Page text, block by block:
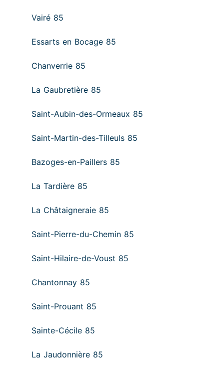
Vairé 85
Essarts en Bocage 85
Chanverrie 85
La Gaubretière 85
Saint-Aubin-des-Ormeaux 85
Saint-Martin-des-Tilleuls 85
Bazoges-en-Paillers 85
La Tardière 85
La Châtaigneraie 85
Saint-Pierre-du-Chemin 85
Saint-Hilaire-de-Voust 85
Chantonnay 85
Saint-Prouant 85
Sainte-Cécile 85
La Jaudonnière 85